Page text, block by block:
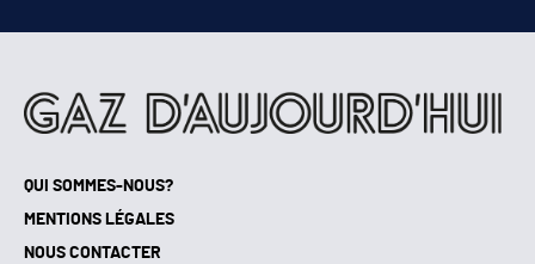
QUI SOMMES-NOUS?
MENTIONS LÉGALES
NOUS CONTACTER